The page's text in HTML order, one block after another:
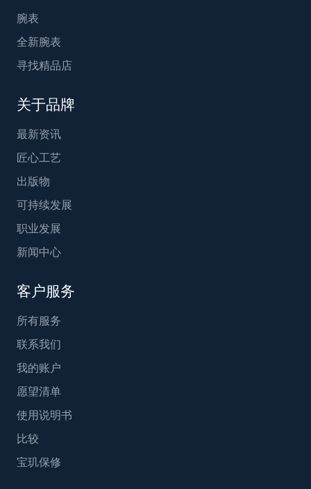
腕表
全新腕表
寻找精品店
关于品牌
最新资讯
匠心工艺
出版物
可持续发展
职业发展
新闻中心
客户服务
所有服务
联系我们
我的账户
愿望清单
使用说明书
比较
宝玑保修